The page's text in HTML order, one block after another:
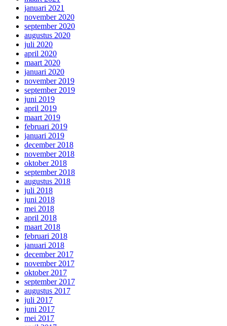
januari 2021
november 2020
september 2020
augustus 2020
juli 2020
april 2020
maart 2020
januari 2020
november 2019
september 2019
juni 2019
april 2019
maart 2019
februari 2019
januari 2019
december 2018
november 2018
oktober 2018
september 2018
augustus 2018
juli 2018
juni 2018
mei 2018
april 2018
maart 2018
februari 2018
januari 2018
december 2017
november 2017
oktober 2017
september 2017
augustus 2017
juli 2017
juni 2017
mei 2017